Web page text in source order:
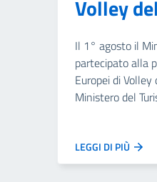
Volley
Il 1° agosto il
partecipato alla
Europei di
Ministero del
LEGGI DI PIÙ